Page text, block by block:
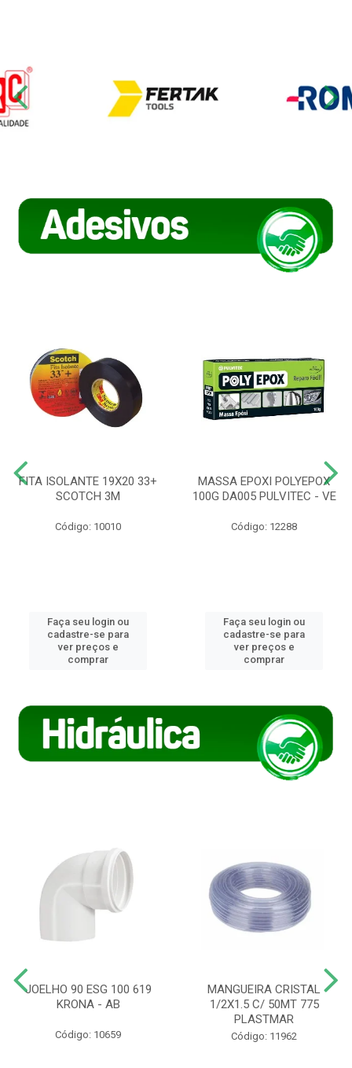
FITA ISOLANTE 19X20 33+
SCOTCH 3M
Código: 10010
Faça seu login ou
cadastre-se para
ver preços e
comprar
MASSA EPOXI POLYEPOX
100G DA005 PULVITEC - VE
Código: 12288
Faça seu login ou
cadastre-se para
ver preços e
comprar
JOELHO 90 ESG 100 619
KRONA - AB
Código: 10659
MANGUEIRA CRISTAL
1/2X1.5 C/ 50MT 775
PLASTMAR
Código: 11962